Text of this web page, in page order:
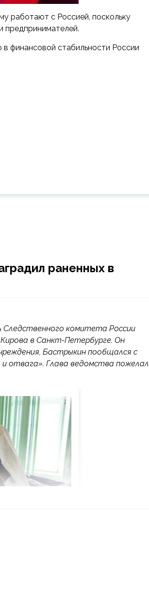
работают с Россией, поскольку
предпринимателей.
раненных в
комитета России
в Санкт-Петербурге. Он
Бастрыкин пообщался с
отвага». Глава ведомства пожелал